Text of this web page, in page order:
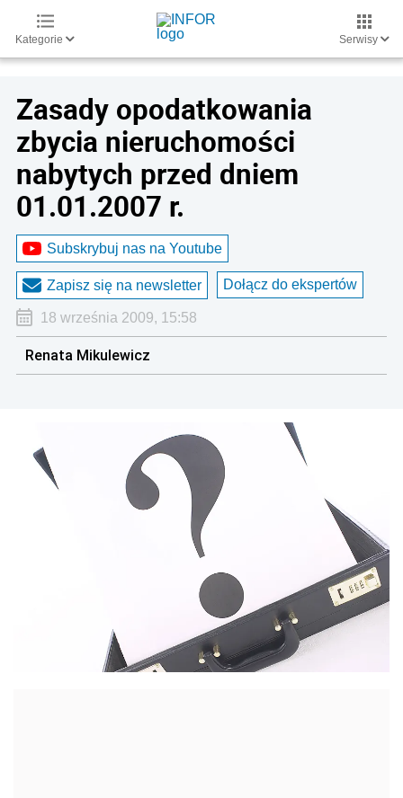
Kategorie Serwisy
Zasady opodatkowania
zbycia nieruchomości
nabytych przed dniem
01.01.2007 r.
Subskrybuj nas na Youtube
Zapisz się na newsletter Dołącz do ekspertów
18 września 2009, 15:58
Renata Mikulewicz